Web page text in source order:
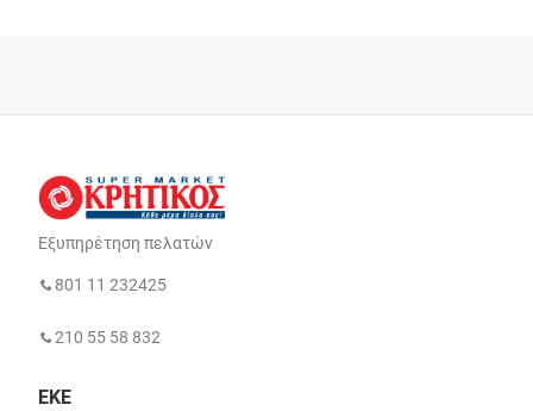
Εξυπηρέτηση πελατών
801 11 232425
210 55 58 832
ΕΚΕ